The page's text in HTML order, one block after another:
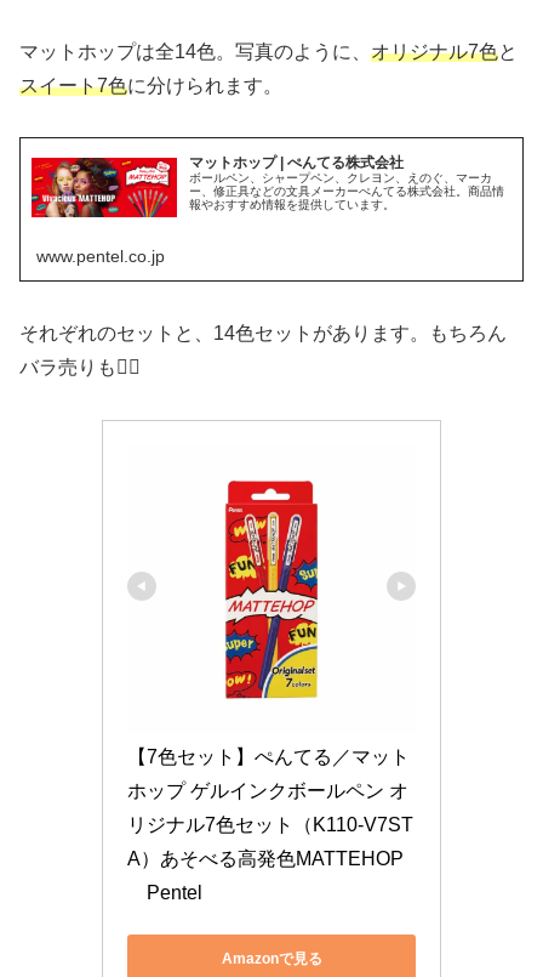
マットホップは全14色。写真のように、 オリジナル7色と
スイート7色に分けられます。
マットホップ | ぺんてる株式会社
ボールペン、シャープペン、クレヨン、えのぐ、マーカ
ー、修正具などの文具メーカーぺんてる株式会社。商品情
報やおすすめ情報を提供しています。
www.pentel.co.jp
それぞれのセットと、14色セットがあります。もちろん
バラ売りも👍🏻
【7色セット】ぺんてる／マット
ホップ ゲルインクボールペン オ
リジナル7色セット（K110-V7ST
A）あそべる高発色MATTEHOP
Pentel
Amazonで見る